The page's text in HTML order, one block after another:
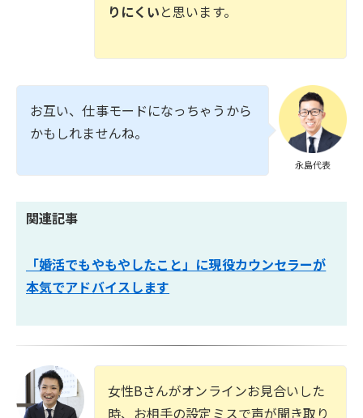
りにくいと思います。
永島代表
お互い、仕事モードになっちゃうから
かもしれませんね。
関連記事
「婚活でもやもやしたこと」に現役カウンセラーが
本気でアドバイスします
女性Bさんがオンラインお見合いした
時、お相手の設定ミスで声が聞き取り